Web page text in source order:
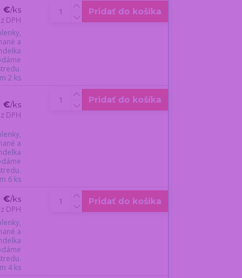
€/ks
DPH
a
2 ks
Pridať do košíka
€/ks
DPH
a
6 ks
Pridať do košíka
€/ks
DPH
a
4 ks
Pridať do košíka